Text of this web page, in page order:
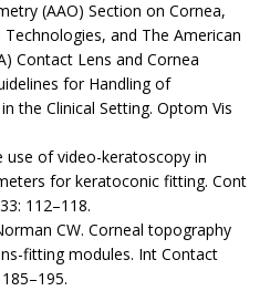
(AAO) Section on Cornea,
and The American
Contact Lens and Cornea
for Handling of
the Clinical Setting. Optom Vis
of video-keratoscopy in
for keratoconic fitting. Cont
112–118.
CW. Corneal topography
fitting modules. Int Contact